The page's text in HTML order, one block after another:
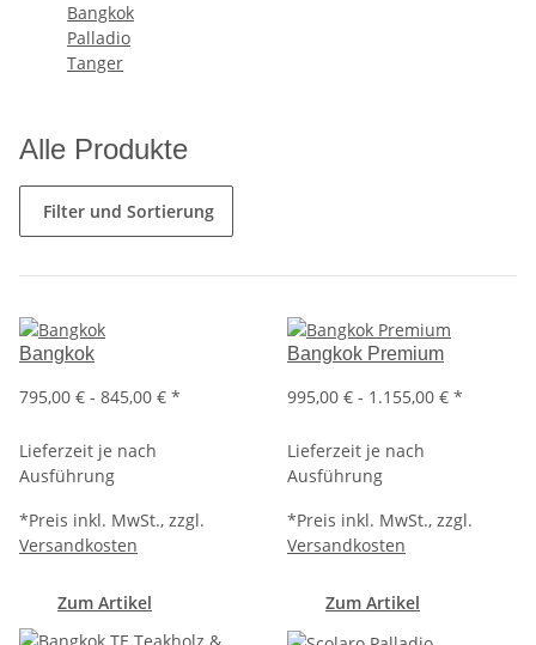
Bangkok
Palladio
Tanger
Alle Produkte
Filter und Sortierung
Bangkok
795,00 € - 845,00 € *
Lieferzeit je nach
Ausführung
*Preis inkl. MwSt., zzgl.
Versandkosten
Zum Artikel
Bangkok Premium
995,00 € - 1.155,00 € *
Lieferzeit je nach
Ausführung
*Preis inkl. MwSt., zzgl.
Versandkosten
Zum Artikel